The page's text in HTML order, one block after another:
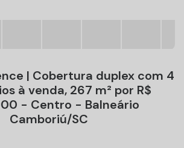
| Cobertura duplex com 4
à venda, 267 m² por R$
- Centro - Balneário
Camboriú/SC